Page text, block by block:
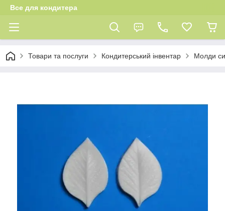
Все для кондитера
Товари та послуги Кондитерський інвентар Молди